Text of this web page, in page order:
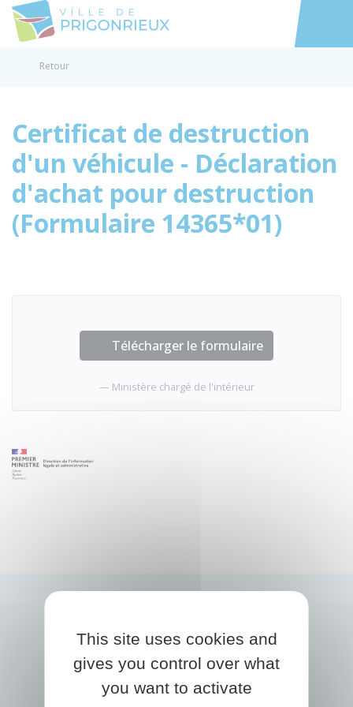
Accéder
Retour
Certificat de destruction
d'un véhicule - Déclaration
d'achat pour destruction
(Formulaire 14365*01)
Télécharger le formulaire
Ministère chargé de l'intérieur
This site uses cookies and
gives you control over what
you want to activate